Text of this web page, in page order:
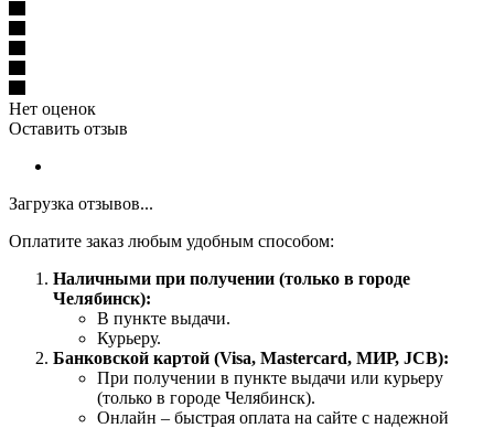
Нет оценок
Оставить отзыв
Загрузка отзывов...
Оплатите заказ любым удобным способом:
Наличными при получении (только в городе
Челябинск):
В пункте выдачи.
Курьеру.
Банковской картой (Visa, Mastercard, МИР, JCB):
При получении в пункте выдачи или курьеру
(только в городе Челябинск).
Онлайн – быстрая оплата на сайте с надежной